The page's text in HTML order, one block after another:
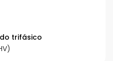
trifásico